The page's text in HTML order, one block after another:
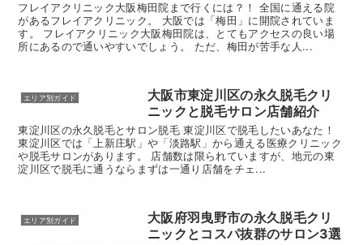
フレイアクリニック大阪梅田院まで行くには？！ 全国に通える院
があるフレイアクリニック。 大阪では「梅田」に開院されていま
す。 フレイアクリニック大阪梅田院は、とてもアクセスの良い場
所にあるので通いやすいでしょう。 ただ、梅田が苦手な人...
エリア別ガイド
大阪市東淀川区の永久脱毛クリ
ニックと脱毛サロン店舗紹介
東淀川区の永久脱毛とサロン脱毛 東淀川区で脱毛したいあなた！
東淀川区では「上新庄駅」や「淡路駅」から通える医療クリニック
や脱毛サロンがあります。 店舗数は限られていますが、地元の東
淀川区で脱毛に通うならまずは一通り店舗をチェ...
エリア別ガイド
大阪府羽曳野市の永久脱毛クリ
ニックとコスパ抜群のサロン3選